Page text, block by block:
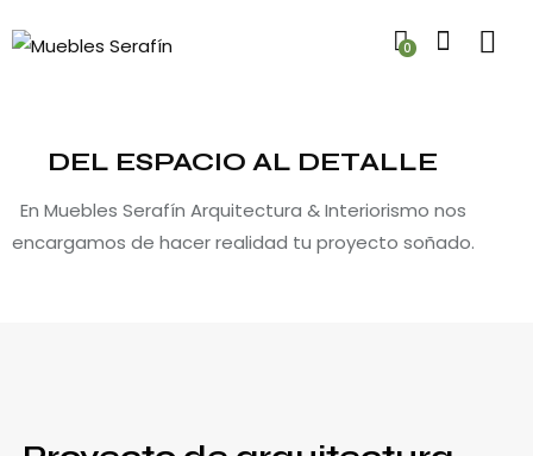
0
DEL ESPACIO AL DETALLE
En Muebles Serafín Arquitectura & Interiorismo nos
encargamos de hacer realidad tu proyecto soñado.